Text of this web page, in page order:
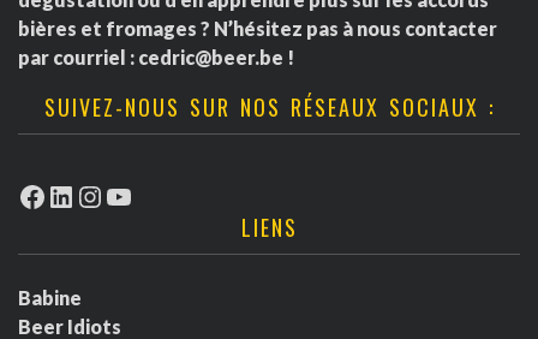
bières et fromages ? N’hésitez pas à nous contacter
par courriel : cedric@beer.be !
SUIVEZ-NOUS SUR NOS RÉSEAUX SOCIAUX :
Facebook
LinkedIn
Instagram
YouTube
LIENS
Babine
Beer Idiots